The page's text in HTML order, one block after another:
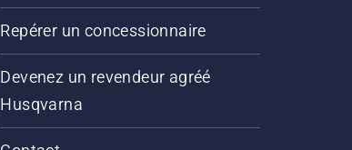
Repérer un concessionnaire
Devenez un revendeur agréé
Husqvarna